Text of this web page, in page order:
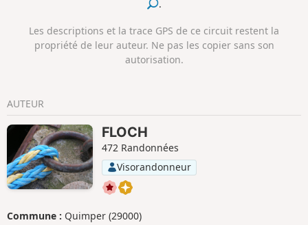
.
Les descriptions et la trace GPS de ce circuit restent la
propriété de leur auteur. Ne pas les copier sans son
autorisation.
AUTEUR
FLOCH
472 Randonnées
Visorandonneur
Commune : Quimper (29000)